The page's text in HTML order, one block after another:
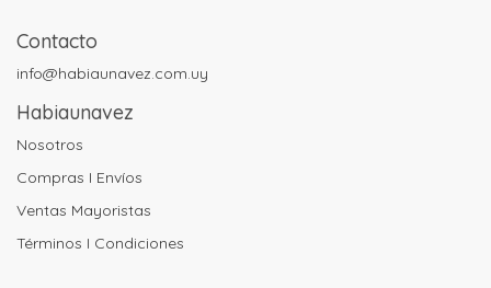
Contacto
info@habiaunavez.com.uy
Habiaunavez
Nosotros
Compras I Envíos
Ventas Mayoristas
Términos I Condiciones